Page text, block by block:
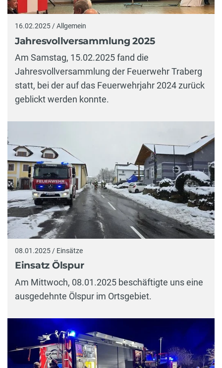
16.02.2025 / Allgemein
Jahresvollversammlung 2025
Am Samstag, 15.02.2025 fand die
Jahresvollversammlung der Feuerwehr Traberg
statt, bei der auf das Feuerwehrjahr 2024 zurück
geblickt werden konnte.
08.01.2025 / Einsätze
Einsatz Ölspur
Am Mittwoch, 08.01.2025 beschäftigte uns eine
ausgedehnte Ölspur im Ortsgebiet.